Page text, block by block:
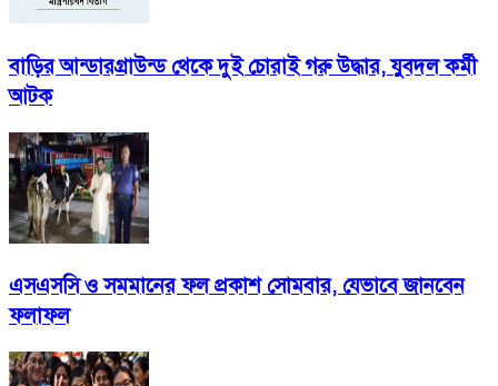
বাড়ির আন্ডারগ্রাউন্ড থেকে দুই চোরাই গরু উদ্ধার, যুবদল কর্মী
আটক
এসএসসি ও সমমানের ফল প্রকাশ সোমবার, যেভাবে জানবেন
ফলাফল